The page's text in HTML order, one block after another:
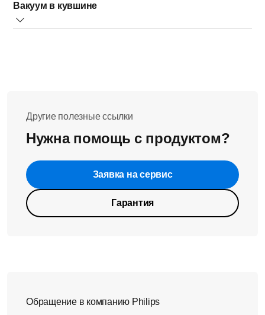
Вакуум в кувшине
Другие полезные ссылки
Нужна помощь с продуктом?
Заявка на сервис
Гарантия
Обращение в компанию Philips